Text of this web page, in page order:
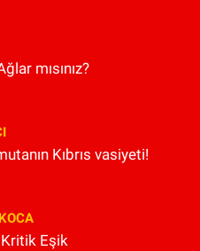
mısınız?
Kıbrıs vasiyeti!
Eşik